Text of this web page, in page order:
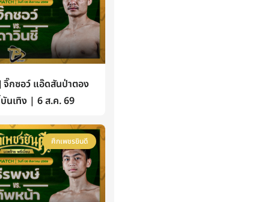
จิ๊กซอว์ แอ๊ดสันป่าตอง
นเทิง | 6 ส.ค. 69
ศึกเพชรยินดี